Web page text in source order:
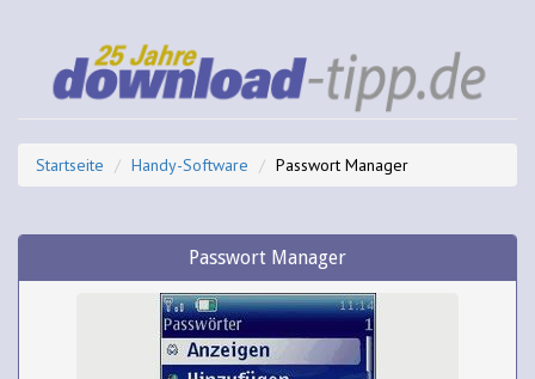
Startseite Handy-Software Passwort Manager
Passwort Manager